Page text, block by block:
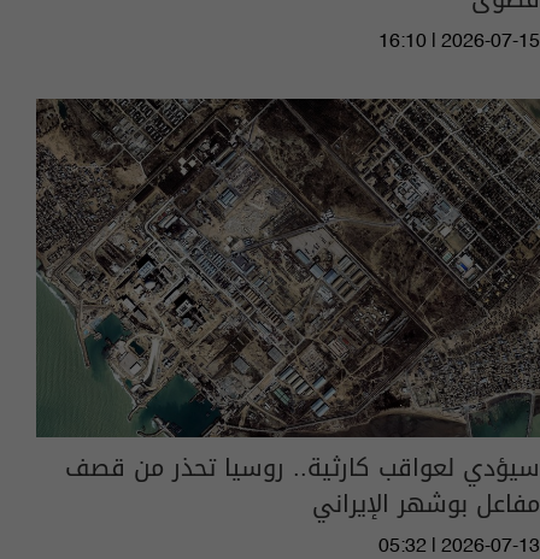
16:10 | 2026-07-15
سيؤدي لعواقب كارثية.. روسيا تحذر من قصف
مفاعل بوشهر الإيراني
05:32 | 2026-07-13